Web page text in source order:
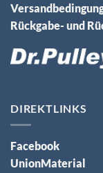
Rückgabe- und
DIREKTLINKS
Facebook
UnionMaterial